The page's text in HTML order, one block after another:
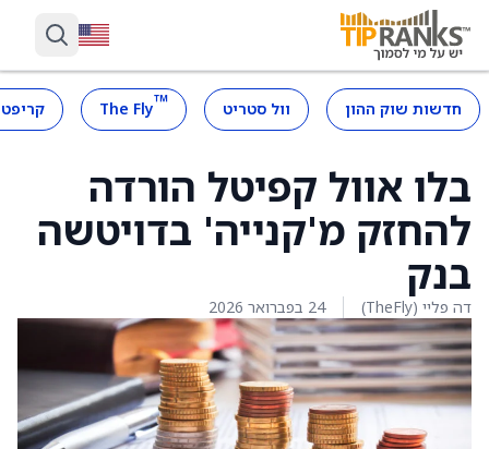
חדשות שוק ההון וול סטריט ™
The Fly
בלו אוול קפיטל הורדה
להחזק מ'קנייה' בדויטשה
בנק
דה פליי (TheFly) 24 בפברואר 2026